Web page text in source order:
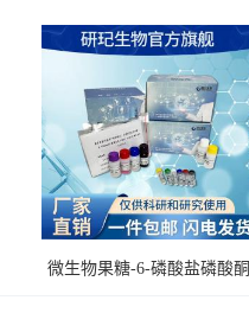
微生物果糖-6-磷酸盐磷酸酮